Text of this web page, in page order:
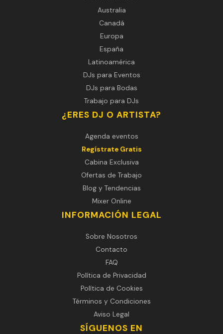
Australia
Canadá
Europa
España
Latinoamérica
DJs para Eventos
DJs para Bodas
Trabajo para DJs
¿ERES DJ O ARTISTA?
Agenda eventos
Regístrate Gratis
Cabina Exclusiva
Ofertas de Trabajo
Blog y Tendencias
Mixer Online
INFORMACIÓN LEGAL
Sobre Nosotros
Contacto
FAQ
Política de Privacidad
Política de Cookies
Términos y Condiciones
Aviso Legal
SÍGUENOS EN